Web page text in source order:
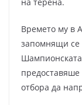
Времето му в
запомнящи се
Шампионската
предоставяше
отбора да